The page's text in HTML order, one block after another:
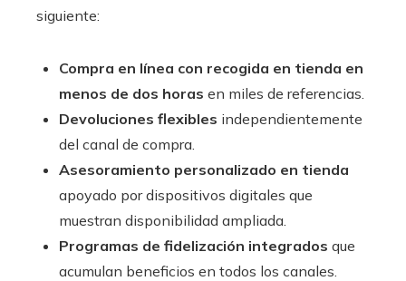
siguiente:
Compra en línea con recogida en tienda en
menos de dos horas en miles de referencias.
Devoluciones flexibles independientemente
del canal de compra.
Asesoramiento personalizado en tienda
apoyado por dispositivos digitales que
muestran disponibilidad ampliada.
Programas de fidelización integrados que
acumulan beneficios en todos los canales.